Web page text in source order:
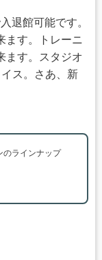
退館可能です。
ます。トレーニ
ます。スタジオ
ス。さあ、新
のラインナップ